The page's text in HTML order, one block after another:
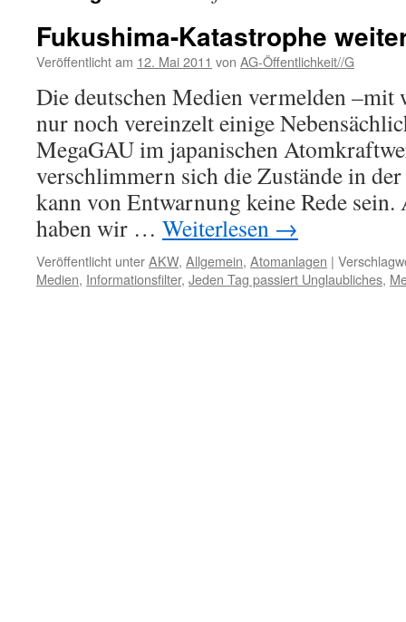
Fukushima-Katastrophe
Veröffentlicht am 12. Mai 2011 von AG-Öffentlichkeit//G
Die deutschen Medien vermelden –mit
nur noch vereinzelt einige
MegaGAU im japanischen
verschlimmern sich die Zustände in
kann von Entwarnung keine Rede
haben wir … Weiterlesen →
Veröffentlicht unterAKW, Allgemein, Atomanlagen |
Medien, Informationsfilter, Jeden Tag passiert Unglaubliches,